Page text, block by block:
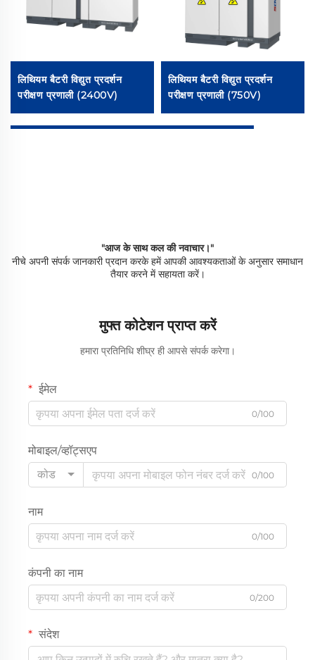
लिथियम बैटरी विद्युत प्रदर्शन
परीक्षण प्रणाली (2400V)
लिथियम बैटरी विद्युत प्रदर्शन
परीक्षण प्रणाली (750V)
"आज के साथ कल की नवाचार।"
नीचे अपनी संपर्क जानकारी प्रदान करके हमें आपकी आवश्यकताओं के अनुसार समाधान
तैयार करने में सहायता करें।
मुफ्त कोटेशन प्राप्त करें
हमारा प्रतिनिधि शीघ्र ही आपसे संपर्क करेगा।
ईमेल
0/100
मोबाइल/व्हॉट्सएप
कोड
0/100
नाम
0/100
कंपनी का नाम
0/200
संदेश